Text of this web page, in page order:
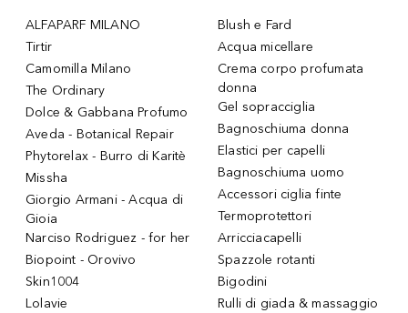
ALFAPARF MILANO
Tirtir
Camomilla Milano
The Ordinary
Dolce & Gabbana Profumo
Aveda - Botanical Repair
Phytorelax - Burro di Karitè
Missha
Giorgio Armani - Acqua di
Gioia
Narciso Rodriguez - for her
Biopoint - Orovivo
Skin1004
Lolavie
Blush e Fard
Acqua micellare
Crema corpo profumata
donna
Gel sopracciglia
Bagnoschiuma donna
Elastici per capelli
Bagnoschiuma uomo
Accessori ciglia finte
Termoprotettori
Arricciacapelli
Spazzole rotanti
Bigodini
Rulli di giada & massaggio